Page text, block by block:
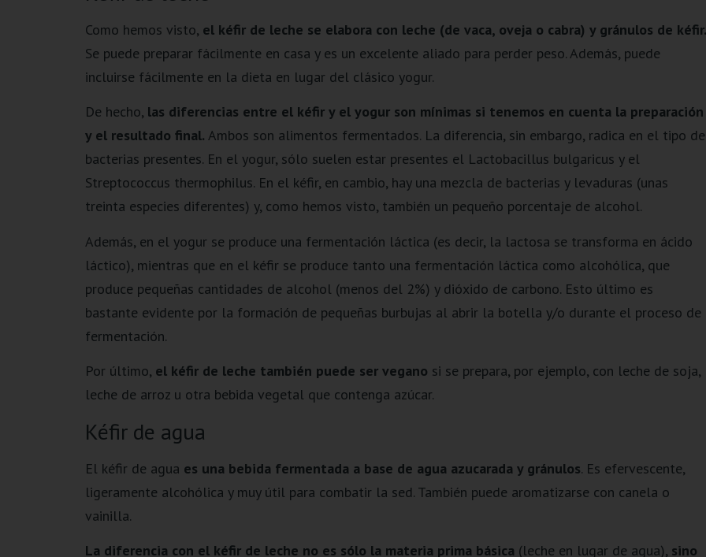
Como hemos visto, el kéfir de leche se elabora con leche (de vaca, oveja o cabra) y gránulos de kéfir.
Se puede preparar fácilmente en casa y es un excelente aliado para perder peso. Además, puede
incluirse fácilmente en la dieta en lugar del clásico yogur.
De hecho, las diferencias entre el kéfir y el yogur son mínimas si tenemos en cuenta la preparación
y el resultado final. Ambos son alimentos fermentados. La diferencia, sin embargo, radica en el tipo de
bacterias presentes. En el yogur, sólo suelen estar presentes el Lactobacillus bulgaricus y el
Streptococcus thermophilus. En el kéfir, en cambio, hay una mezcla de bacterias y levaduras (unas
treinta especies diferentes) y, como hemos visto, también un pequeño porcentaje de alcohol.
Además, en el yogur se produce una fermentación láctica (es decir, la lactosa se transforma en ácido
láctico), mientras que en el kéfir se produce tanto una fermentación láctica como alcohólica, que
produce pequeñas cantidades de alcohol (menos del 2%) y dióxido de carbono. Esto último es
bastante evidente por la formación de pequeñas burbujas al abrir la botella y/o durante el proceso de
fermentación.
Por último, el kéfir de leche también puede ser vegano si se prepara, por ejemplo, con leche de soja,
leche de arroz u otra bebida vegetal que contenga azúcar.
Kéfir de agua
El kéfir de agua es una bebida fermentada a base de agua azucarada y gránulos. Es efervescente,
ligeramente alcohólica y muy útil para combatir la sed. También puede aromatizarse con canela o
vainilla.
La diferencia con el kéfir de leche no es sólo la materia prima básica (leche en lugar de agua), sino